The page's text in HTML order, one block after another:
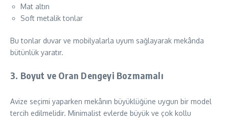
Mat altın
Soft metalik tonlar
Bu tonlar duvar ve mobilyalarla uyum sağlayarak mekânda
bütünlük yaratır.
3. Boyut ve Oran Dengeyi Bozmamalı
Avize seçimi yaparken mekânın büyüklüğüne uygun bir model
tercih edilmelidir. Minimalist evlerde büyük ve çok kollu